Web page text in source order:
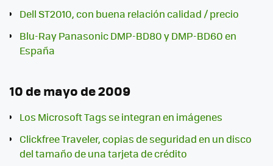
Dell ST2010, con buena relación calidad / precio
Blu-Ray Panasonic DMP-BD80 y DMP-BD60 en
España
10 de mayo de 2009
Los Microsoft Tags se integran en imágenes
Clickfree Traveler, copias de seguridad en un disco
del tamaño de una tarjeta de crédito